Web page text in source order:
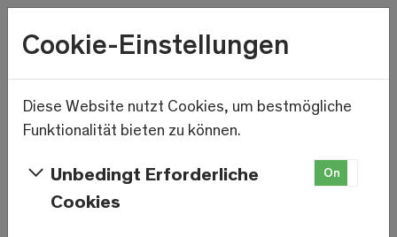
Skip to main content
17.4°C
Wetter
Anlagen in Saas-
Grund & Saas-
Balen
Cookie-Einstellungen
Diese Website nutzt Cookies, um bestmögliche
Funktionalität bieten zu können.
Unbedingt Erforderliche
Cookies
On